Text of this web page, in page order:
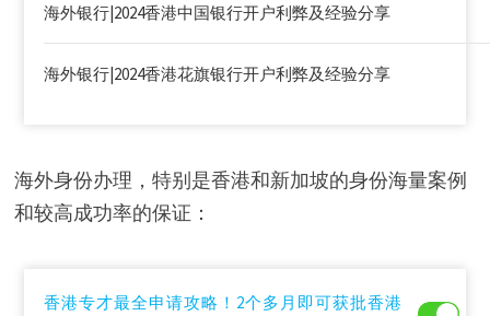
海外银行|2024香港中国银行开户利弊及经验分享
海外银行|2024香港花旗银行开户利弊及经验分享
海外身份办理，特别是香港和新加坡的身份海量案例
和较高成功率的保证：
香港专才最全申请攻略！2个多月即可获批香港